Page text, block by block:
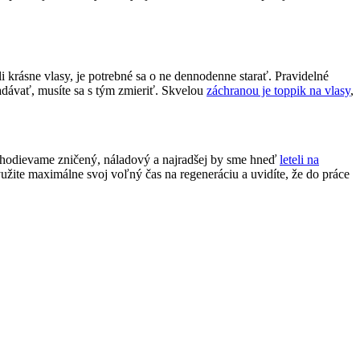
vlasy, je potrebné sa o ne dennodenne starať. Pravidelné
musíte sa s tým zmieriť. Skvelou záchranou je toppik na vlasy,
zničený, náladový a najradšej by sme hneď leteli na
maximálne svoj voľný čas na regeneráciu a uvidíte, že do práce